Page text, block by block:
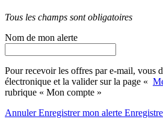
Tous les champs sont obligatoires
Nom de mon alerte
Pour recevoir les offres par e-mail, vous
électronique et la valider sur la page «
rubrique « Mon compte »
AnnulerEnregistrer mon alerte